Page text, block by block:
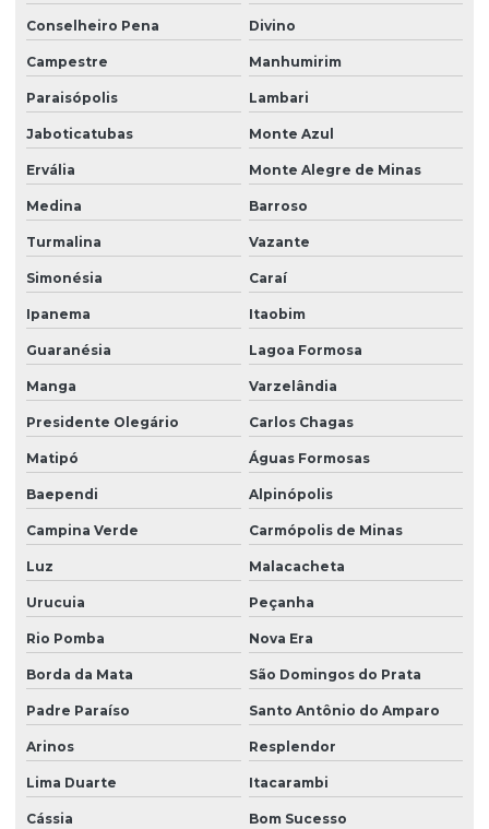
Conselheiro Pena Divino
Campestre Manhumirim
Paraisópolis Lambari
Jaboticatubas Monte Azul
Ervália Monte Alegre de Minas
Medina Barroso
Turmalina Vazante
Simonésia Caraí
Ipanema Itaobim
Guaranésia Lagoa Formosa
Manga Varzelândia
Presidente Olegário Carlos Chagas
Matipó Águas Formosas
Baependi Alpinópolis
Campina Verde Carmópolis de Minas
Luz Malacacheta
Urucuia Peçanha
Rio Pomba Nova Era
Borda da Mata São Domingos do Prata
Padre Paraíso Santo Antônio do Amparo
Arinos Resplendor
Lima Duarte Itacarambi
Cássia Bom Sucesso